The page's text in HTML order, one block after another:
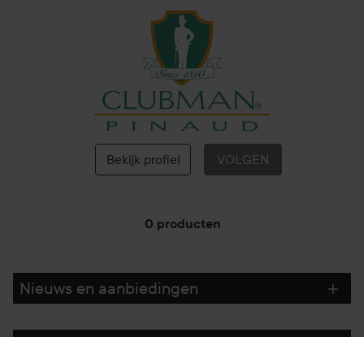
Clubman
Bekijk profiel VOLGEN
0 producten
Nieuws en aanbiedingen